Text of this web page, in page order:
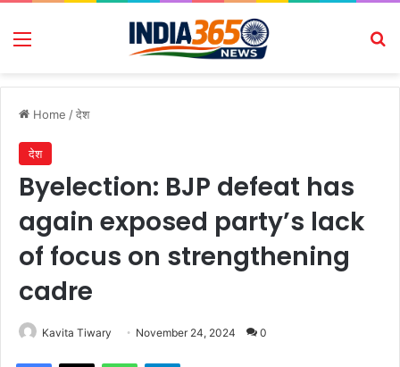
Menu
Home /देश
देश
Byelection: BJP defeat has
again exposed party’s lack
of focus on strengthening
cadre
Kavita Tiwary November 24, 2024 0
Facebook
X WhatsAppTelegram